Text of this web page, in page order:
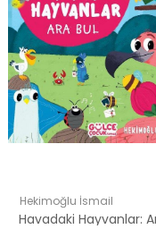
Hekimoğlu İsmail